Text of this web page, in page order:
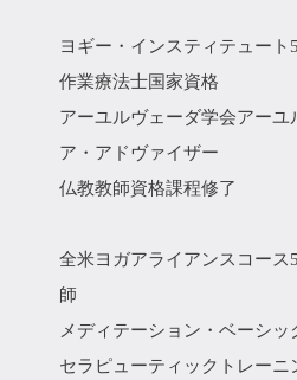
ヨギー・インスティテュート
作業療法士国家資格
アーユルヴェーダ学会アーユ
ア・アドヴァイザー
仏教教師資格課程修了
全米ヨガアライアンスコース
師
メディテーション・ベーシ
セラピューティックトレーニ